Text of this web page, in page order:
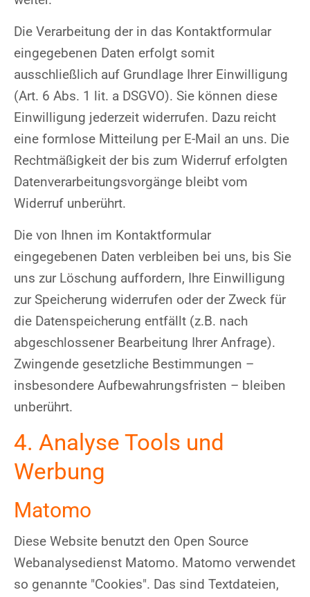
Die Verarbeitung der in das Kontaktformular
eingegebenen Daten erfolgt somit
ausschließlich auf Grundlage Ihrer Einwilligung
(Art. 6 Abs. 1 lit. a DSGVO). Sie können diese
Einwilligung jederzeit widerrufen. Dazu reicht
eine formlose Mitteilung per E-Mail an uns. Die
Rechtmäßigkeit der bis zum Widerruf erfolgten
Datenverarbeitungsvorgänge bleibt vom
Widerruf unberührt.
Die von Ihnen im Kontaktformular
eingegebenen Daten verbleiben bei uns, bis Sie
uns zur Löschung auffordern, Ihre Einwilligung
zur Speicherung widerrufen oder der Zweck für
die Datenspeicherung entfällt (z.B. nach
abgeschlossener Bearbeitung Ihrer Anfrage).
Zwingende gesetzliche Bestimmungen –
insbesondere Aufbewahrungsfristen – bleiben
unberührt.
4. Analyse Tools und
Werbung
Matomo
Diese Website benutzt den Open Source
Webanalysedienst Matomo. Matomo verwendet
so genannte "Cookies". Das sind Textdateien,